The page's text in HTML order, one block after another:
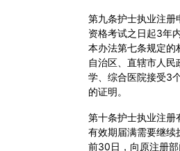
第九条护士执业注册
资格考试之日起3年
本办法第七条规定的
自治区、直辖市人
学、综合医院接受3
的证明。
第十条护士执业注册
有效期届满需要继续
前30日，向原注册部